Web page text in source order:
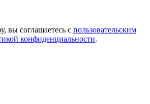
вы соглашаетесь с пользовательским
конфиденциальности.